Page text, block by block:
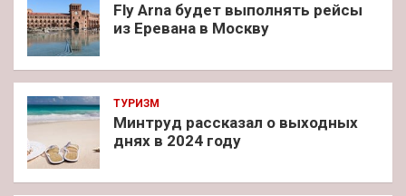
Fly Arna будет выполнять рейсы
из Еревана в Москву
ТУРИЗМ
Минтруд рассказал о выходных
днях в 2024 году